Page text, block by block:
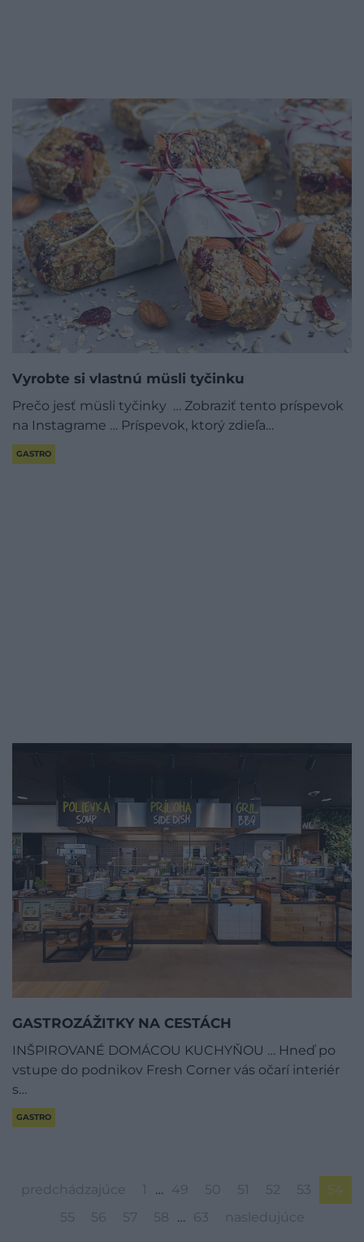
Vyrobte si vlastnú müsli tyčinku
Prečo jesť müsli tyčinky … Zobraziť tento príspevok
na Instagrame … Príspevok, ktorý zdieľa…
GASTRO
GASTROZÁŽITKY NA CESTÁCH
INŠPIROVANÉ DOMÁCOU KUCHYŇOU … Hneď po
vstupe do podnikov Fresh Corner vás očarí interiér
s…
GASTRO
predchádzajúce … 49 50 51 52 53
54
55
56 57 58 … 63 nasledujúce